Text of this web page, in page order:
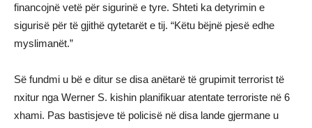
financojnë vetë për sigurinë e tyre. Shteti ka detyrimin e
sigurisë për të gjithë qytetarët e tij. “Këtu bëjnë pjesë edhe
myslimanët.”
Së fundmi u bë e ditur se disa anëtarë të grupimit terrorist të
nxitur nga Werner S. kishin planifikuar atentate terroriste në 6
xhami. Pas bastisjeve të policisë në disa lande gjermane u